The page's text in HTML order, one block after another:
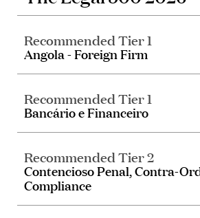
Recommended Tier 1
Angola - Foreign Firm
Recommended Tier 1
Bancário e Financeiro
Recommended Tier 2
Contencioso Penal, Contra-
Compliance